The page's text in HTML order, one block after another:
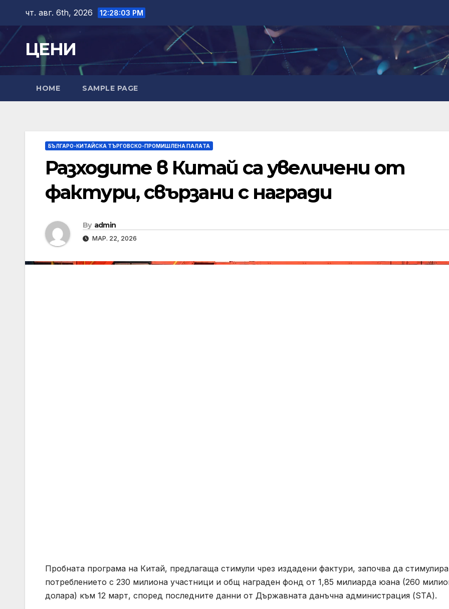
content
чт. авг. 6th, 2026 12:28:04 PM
ЦЕНИ
HOME SAMPLE PAGE
БЪЛГАРО-КИТАЙСКА ТЪРГОВСКО-ПРОМИШЛЕНА ПАЛAТА
Разходите в Китай са увеличени от
фактури, свързани с награди
By admin
МАР. 22, 2026
Пробната програма на Китай, предлагаща стимули чрез издадени фактури, започва да стимулира
потреблението с 230 милиона участници и общ награден фонд от 1,85 милиарда юана (260
долара) към 12 март, според последните данни от Държавната данъчна администрация (STA).